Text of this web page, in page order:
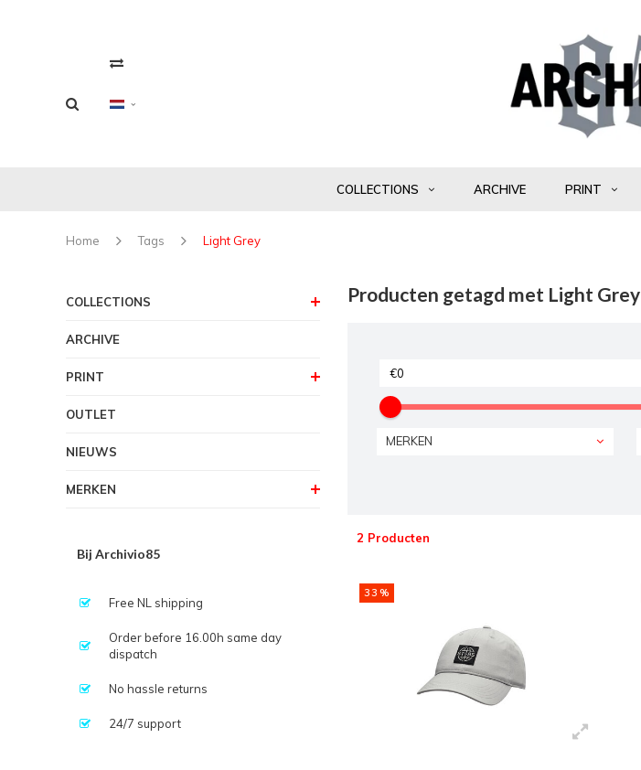
COLLECTIONS ARCHIVE PRINT
Home Tags Light Grey
COLLECTIONS
ARCHIVE
PRINT
OUTLET
NIEUWS
MERKEN
Bij Archivio85
Free NL shipping
Order before 16.00h same day
dispatch
No hassle returns
24/7 support
Producten getagd met Light Grey
MERKEN
2 Producten
33%